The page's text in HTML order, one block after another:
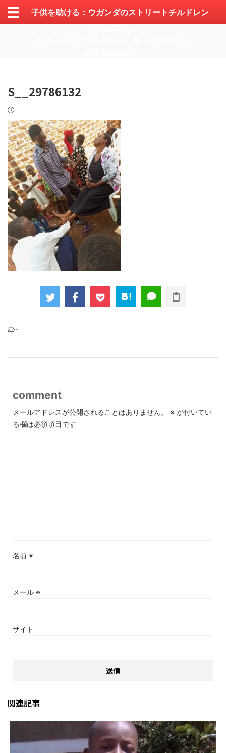
子供を助ける：ウガンダのストリートチルドレン
S__29786132
-
comment
メールアドレスが公開されることはありません。 ※ が付いてい
る欄は必須項目です
名前 ※
メール ※
サイト
関連記事